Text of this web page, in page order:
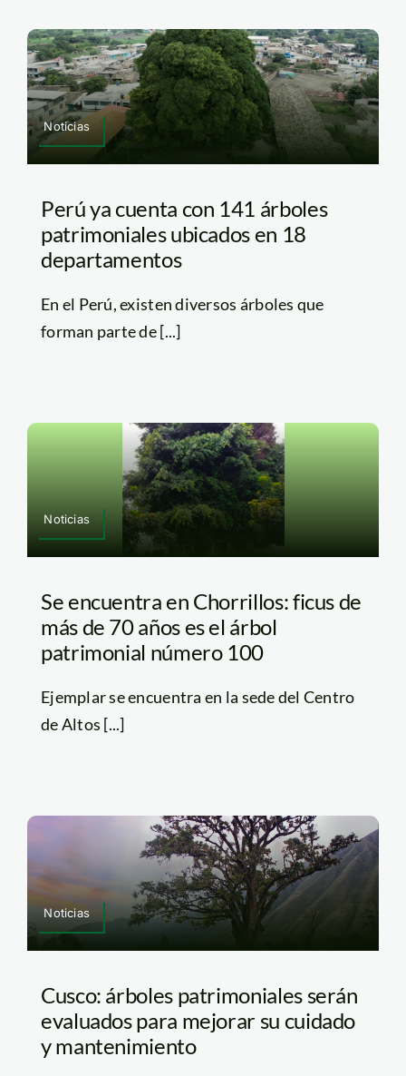
Noticias
Perú ya cuenta con 141 árboles
patrimoniales ubicados en 18
departamentos
En el Perú, existen diversos árboles que
forman parte de [...]
Noticias
Se encuentra en Chorrillos: ficus de
más de 70 años es el árbol
patrimonial número 100
Ejemplar se encuentra en la sede del Centro
de Altos [...]
Noticias
Cusco: árboles patrimoniales serán
evaluados para mejorar su cuidado
y mantenimiento